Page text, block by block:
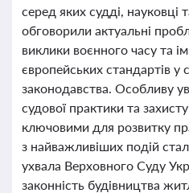
серед яких судді, науковці
обговорили актуальні
виклики воєнного часу та
європейських стандартів у
законодавства. Особливу
судової практики та
ключовими для розвитку
з найважливіших подій
ухвала Верховного Суду
законність будівництва